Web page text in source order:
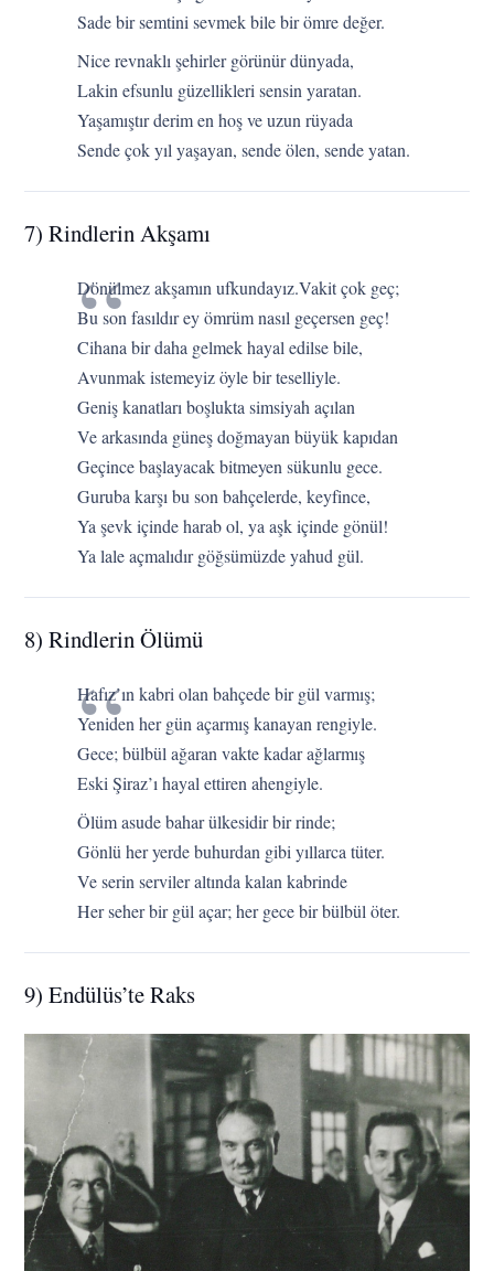
Sade bir semtini sevmek bile bir ömre değer.
Nice revnaklı şehirler görünür dünyada,
Lakin efsunlu güzellikleri sensin yaratan.
Yaşamıştır derim en hoş ve uzun rüyada
Sende çok yıl yaşayan, sende ölen, sende yatan.
7) Rindlerin Akşamı
Dönülmez akşamın ufkundayız.Vakit çok geç;
Bu son fasıldır ey ömrüm nasıl geçersen geç!
Cihana bir daha gelmek hayal edilse bile,
Avunmak istemeyiz öyle bir teselliyle.
Geniş kanatları boşlukta simsiyah açılan
Ve arkasında güneş doğmayan büyük kapıdan
Geçince başlayacak bitmeyen sükunlu gece.
Guruba karşı bu son bahçelerde, keyfince,
Ya şevk içinde harab ol, ya aşk içinde gönül!
Ya lale açmalıdır göğsümüzde yahud gül.
8) Rindlerin Ölümü
Hafız’ın kabri olan bahçede bir gül varmış;
Yeniden her gün açarmış kanayan rengiyle.
Gece; bülbül ağaran vakte kadar ağlarmış
Eski Şiraz’ı hayal ettiren ahengiyle.
Ölüm asude bahar ülkesidir bir rinde;
Gönlü her yerde buhurdan gibi yıllarca tüter.
Ve serin serviler altında kalan kabrinde
Her seher bir gül açar; her gece bir bülbül öter.
9) Endülüs’te Raks